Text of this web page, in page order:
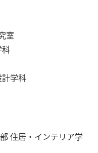
室
科
学科
住居・インテリア学